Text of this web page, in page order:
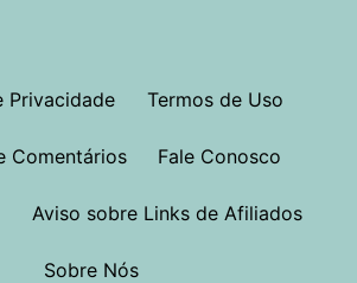
Privacidade Termos de Uso
Comentários Fale Conosco
Aviso sobre Links de Afiliados
Sobre Nós